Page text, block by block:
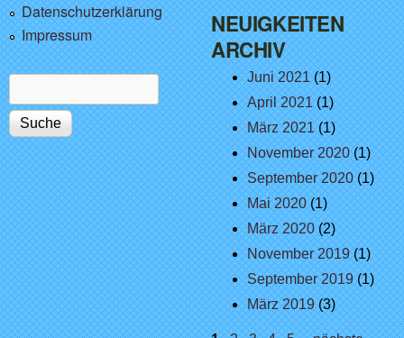
Datenschutzerklärung
Impressum
Suchformular
NEUIGKEITEN
ARCHIV
Juni 2021(1)
April 2021(1)
März 2021(1)
November 2020(1)
September 2020(1)
Mai 2020(1)
März 2020(2)
November 2019(1)
September 2019(1)
März 2019(3)